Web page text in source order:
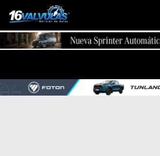
Saltar al contenido